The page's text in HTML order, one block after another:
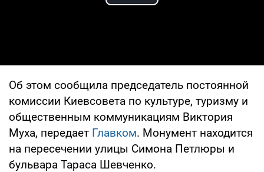
Play Video
Об этом сообщила председатель постоянной
комиссии Киевсовета по культуре, туризму и
общественным коммуникациям Виктория
Муха, передает Главком. Монумент находится
на пересечении улицы Симона Петлюры и
бульвара Тараса Шевченко.